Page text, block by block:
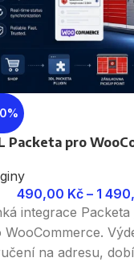
Packeta pro
490,00 Kč – 1
integrace
WooCommerce.
na adresu,